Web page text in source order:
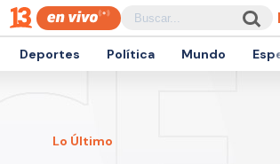
Deportes Política Mundo
Lo Último